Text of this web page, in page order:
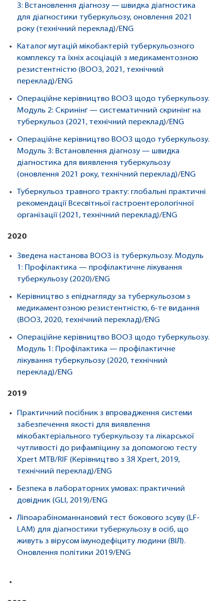
3: Встановлення діагнозу — швидка діагностика
для діагностики туберкульозу, оновлення 2021
року (технічний переклад)/ENG
Каталог мутацій мікобактерій туберкульозного
комплексу та їхніх асоціацій з медикаментозною
резистентністю (ВООЗ, 2021, технічний
переклад)/ENG
Операційне керівництво ВООЗ щодо туберкульозу.
Модуль 2: Скринінг — систематичний скринінг на
туберкульоз (2021, технічний переклад)/ENG
Операційне керівництво ВООЗ щодо туберкульозу.
Модуль 3: Встановлення діагнозу — швидка
діагностика для виявлення туберкульозу
(оновлення 2021 року, технічний переклад)/ENG
Туберкульоз травного тракту: глобальні практичні
рекомендації Всесвітньої гастроентерологічної
організації (2021, технічний переклад)/ENG
2020
Зведена настанова ВООЗ із туберкульозу. Модуль
1: Профілактика — профілактичне лікування
туберкульозу (2020)/ENG
Керівництво з епіднагляду за туберкульозом з
медикаментозною резистентністю, 6-те видання
(ВООЗ, 2020, технічний переклад)/ENG
Операційне керівництво ВООЗ щодо туберкульозу.
Модуль 1: Профілактика — профілактичне
лікування туберкульозу (2020, технічний
переклад)/ENG
2019
Практичний посібник з впровадження системи
забезпечення якості для виявлення
мікобактеріального туберкульозу та лікарської
чутливості до рифампіцину за допомогою тесту
Xpert MTB/RIF (Керівництво з ЗЯ Xpert, 2019,
технічний переклад)/ENG
Безпека в лабораторних умовах: практичний
довідник (GLI, 2019)/ENG
Ліпоарабіноманнановий тест бокового зсуву (LF-
LAM) для діагностики туберкульозу в осіб, що
живуть з вірусом імунодефіциту людини (ВІЛ).
Оновлення політики 2019/ENG